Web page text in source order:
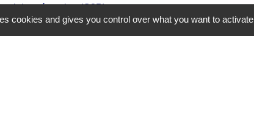
de prévention (C2P)
de la Sécurité sociale
cookies and gives you control over what you want to activate